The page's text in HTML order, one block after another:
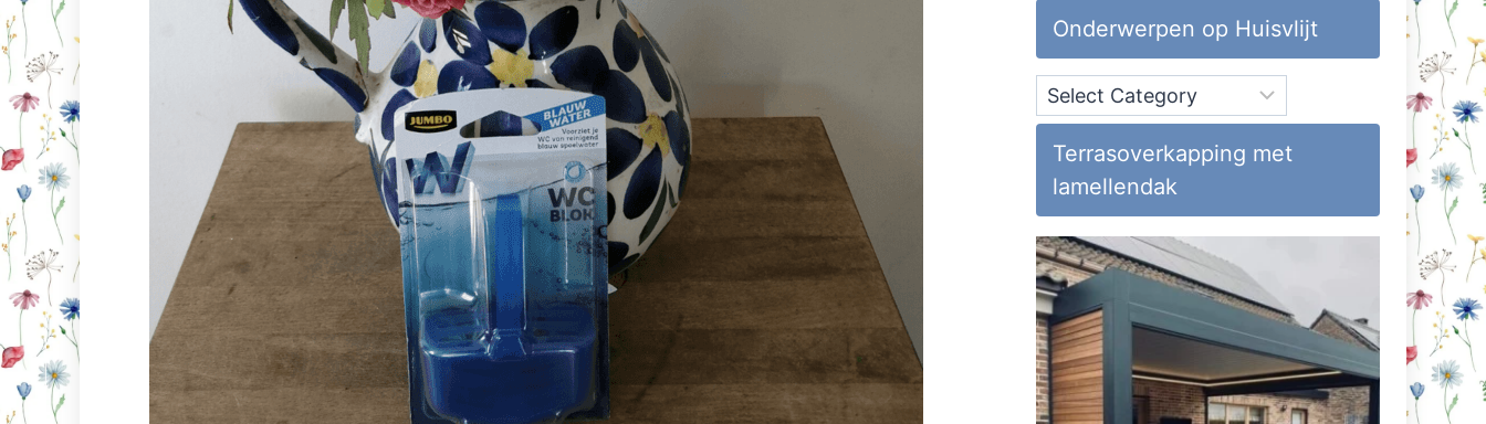
Onderwerpen op Huisvlijt
Onderwerpen
op
Huisvlijt
Terrasoverkapping met
lamellendak